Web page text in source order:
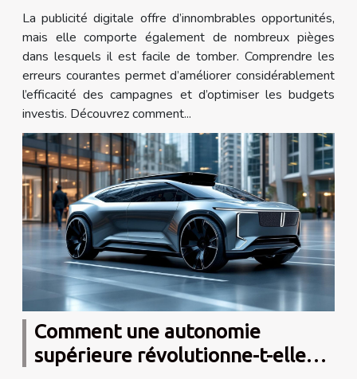
La publicité digitale offre d’innombrables opportunités,
mais elle comporte également de nombreux pièges
dans lesquels il est facile de tomber. Comprendre les
erreurs courantes permet d’améliorer considérablement
l’efficacité des campagnes et d’optimiser les budgets
investis. Découvrez comment...
Comment une autonomie
supérieure révolutionne-t-elle